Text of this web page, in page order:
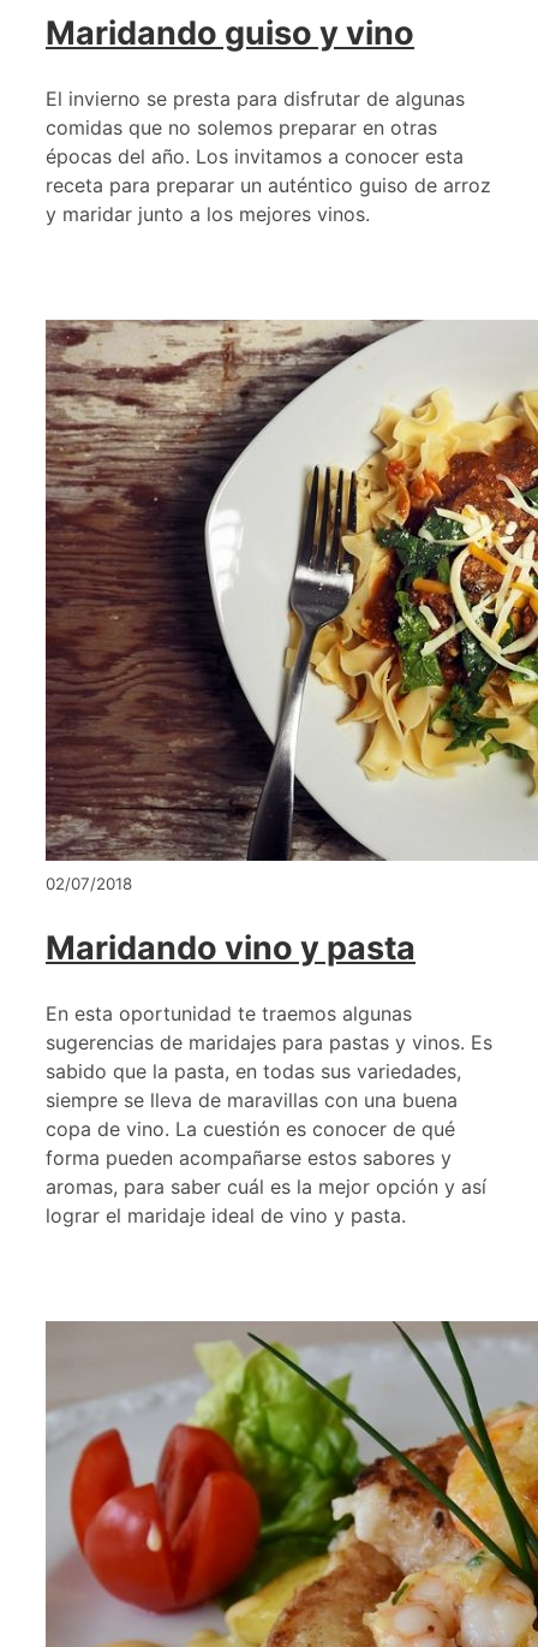
Maridando guiso y vino
El invierno se presta para disfrutar de algunas
comidas que no solemos preparar en otras
épocas del año. Los invitamos a conocer esta
receta para preparar un auténtico guiso de arroz
y maridar junto a los mejores vinos.
02/07/2018
Maridando vino y pasta
En esta oportunidad te traemos algunas
sugerencias de maridajes para pastas y vinos. Es
sabido que la pasta, en todas sus variedades,
siempre se lleva de maravillas con una buena
copa de vino. La cuestión es conocer de qué
forma pueden acompañarse estos sabores y
aromas, para saber cuál es la mejor opción y así
lograr el maridaje ideal de vino y pasta.